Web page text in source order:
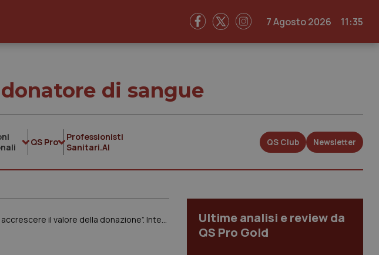
7 Agosto 2026 11:35
di sangue
QS Pro
Professionisti
Sanitari.AI
QS Club Newsletter
Sangue e plasma. “Investire su giovani e donne per accrescere il valore della donazione”. Intervista al direttore del Cns, De Angelis
Ultime analisi e review da
QS Pro Gold